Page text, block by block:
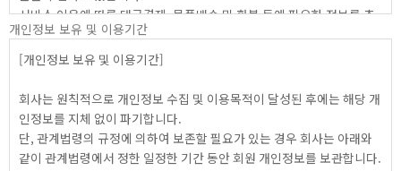
개인정보 보유 및 이용기간